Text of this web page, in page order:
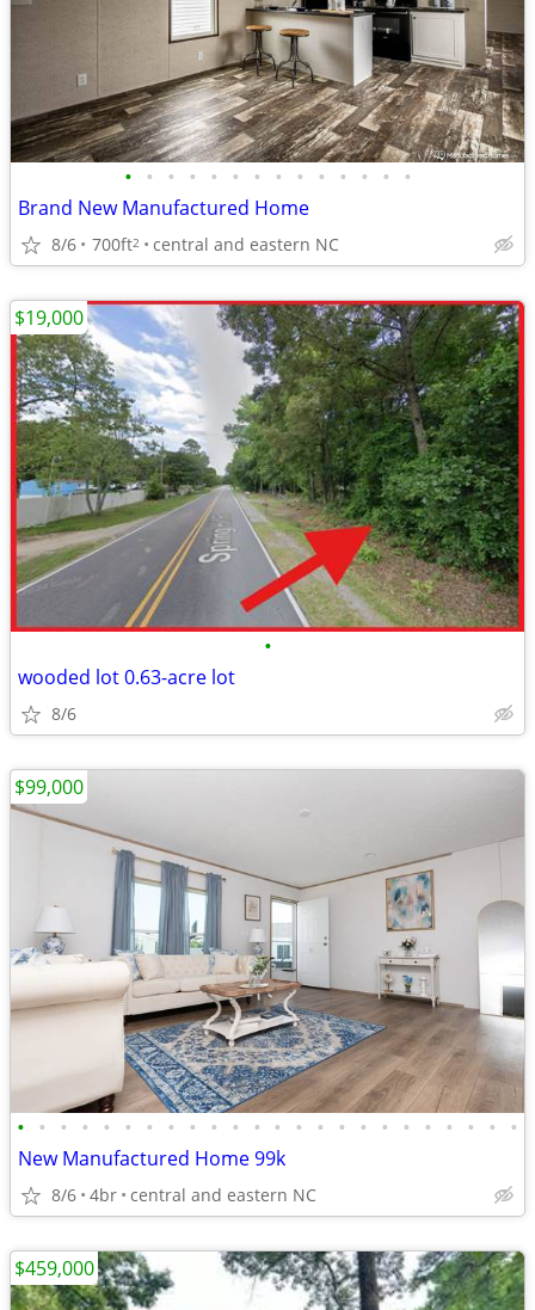
• • • • • • • • • • • • • •
Brand New Manufactured Home
8/6 700ft2 central and eastern NC
•
wooded lot 0.63-acre lot
8/6
$19,000
• • • • • • • • • • • • • • • • • • • • • • • •
New Manufactured Home 99k
8/6 4br central and eastern NC
$99,000
$459,000